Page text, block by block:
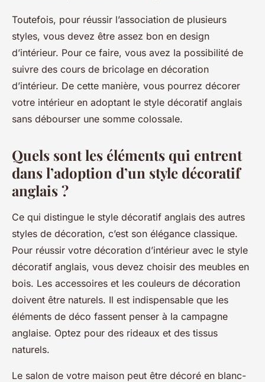
Toutefois, pour réussir l’association de plusieurs
styles, vous devez être assez bon en design
d’intérieur. Pour ce faire, vous avez la possibilité de
suivre des cours de bricolage en décoration
d’intérieur. De cette manière, vous pourrez décorer
votre intérieur en adoptant le style décoratif anglais
sans débourser une somme colossale.
Quels sont les éléments qui entrent
dans l’adoption d’un style décoratif
anglais ?
Ce qui distingue le style décoratif anglais des autres
styles de décoration, c’est son élégance classique.
Pour réussir votre décoration d’intérieur avec le style
décoratif anglais, vous devez choisir des meubles en
bois. Les accessoires et les couleurs de décoration
doivent être naturels. Il est indispensable que les
éléments de déco fassent penser à la campagne
anglaise. Optez pour des rideaux et des tissus
naturels.
Le salon de votre maison peut être décoré en blanc-